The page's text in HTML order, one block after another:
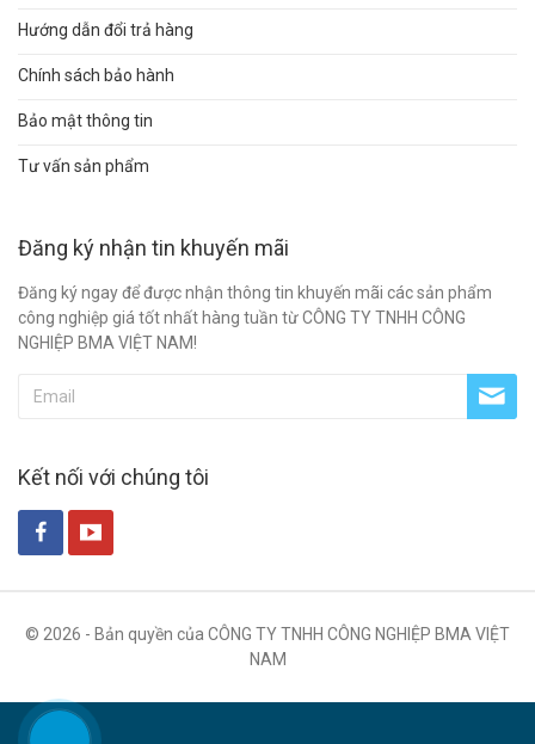
Hướng dẫn đổi trả hàng
Chính sách bảo hành
Bảo mật thông tin
Tư vấn sản phẩm
Đăng ký nhận tin khuyến mãi
Đăng ký ngay để được nhận thông tin khuyến mãi các sản phẩm
công nghiệp giá tốt nhất hàng tuần từ CÔNG TY TNHH CÔNG
NGHIỆP BMA VIỆT NAM!
Kết nối với chúng tôi
© 2026 - Bản quyền của CÔNG TY TNHH CÔNG NGHIỆP BMA VIỆT
NAM